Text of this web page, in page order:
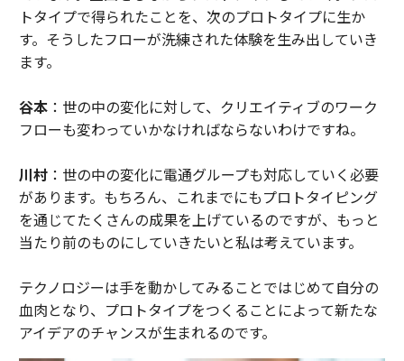
トタイプで得られたことを、次のプロトタイプに生か
す。そうしたフローが洗練された体験を生み出していき
ます。
谷本：世の中の変化に対して、クリエイティブのワーク
フローも変わっていかなければならないわけですね。
川村：世の中の変化に電通グループも対応していく必要
があります。もちろん、これまでにもプロトタイピング
を通じてたくさんの成果を上げているのですが、もっと
当たり前のものにしていきたいと私は考えています。
テクノロジーは手を動かしてみることではじめて自分の
血肉となり、プロトタイプをつくることによって新たな
アイデアのチャンスが生まれるのです。